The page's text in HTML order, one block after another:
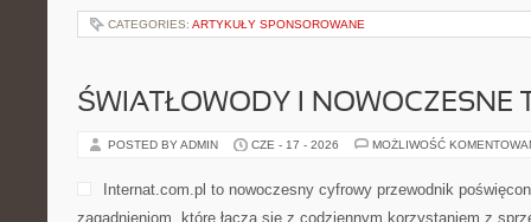
CATEGORIES: ARTYKUŁY SPONSOROWANE
ŚWIATŁOWODY I NOWOCZESNE
POSTED BY ADMIN CZE - 17 - 2026 MOŻLIWOŚĆ
Internat.com.pl to nowoczesny cyfrowy przewodnik
zagadnieniom, które łączą się z codziennym korzystaniem z